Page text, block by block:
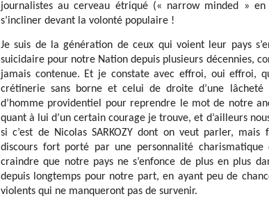
journalistes au cerveau étriqué (« narrow minded »
s’incliner devant la volonté populaire !
Je suis de la génération de ceux qui voient leur pays
suicidaire pour notre Nation depuis plusieurs décennies,
jamais contenue. Et je constate avec effroi, oui effroi,
crétinerie sans borne et celui de droite d’une
d’homme providentiel pour reprendre le mot de notre
quant à lui d’un certain courage je trouve, et d’ailleurs
si c’est de Nicolas SARKOZY dont on veut parler,
discours fort porté par une personnalité
craindre que notre pays ne s’enfonce de plus en plus
depuis longtemps pour notre part, en ayant peu de
violents qui ne manqueront pas de survenir.